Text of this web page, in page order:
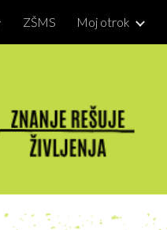
ZŠMS Moj otrok